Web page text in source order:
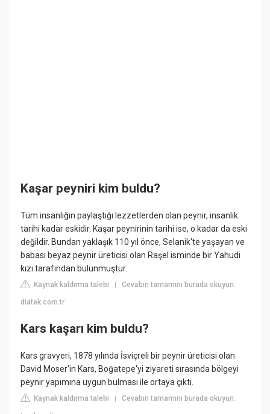
Kaşar peyniri kim buldu?
Tüm insanlığın paylaştığı lezzetlerden olan peynir, insanlık
tarihi kadar eskidir. Kaşar peynirinin tarihi ise, o kadar da eski
değildir. Bundan yaklaşık 110 yıl önce, Selanik'te yaşayan ve
babası beyaz peynir üreticisi olan Raşel isminde bir Yahudi
kızı tarafından bulunmuştur.
Kaynak kaldırma talebi |Cevabın tamamını burada okuyun:
diatek.com.tr
Kars kaşarı kim buldu?
Kars gravyeri, 1878 yılında İsviçreli bir peynir üreticisi olan
David Moser'in Kars, Boğatepe'yi ziyareti sırasında bölgeyi
peynir yapımına uygun bulması ile ortaya çıktı.
Kaynak kaldırma talebi |Cevabın tamamını burada okuyun: